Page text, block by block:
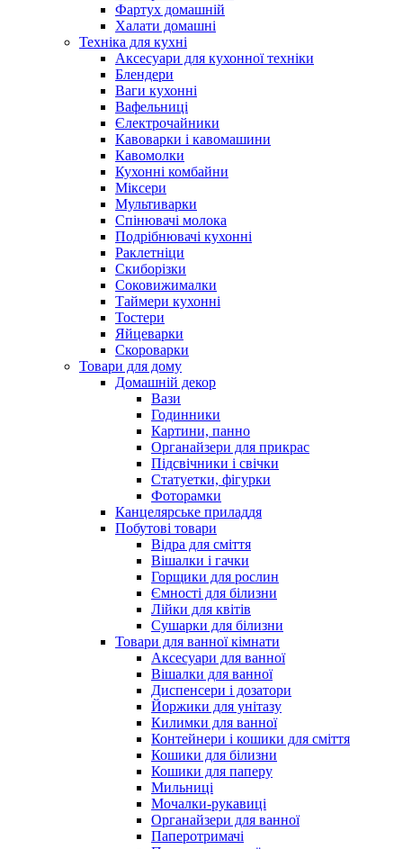
Фартух домашній
Халати домашні
Техніка для кухні
Аксесуари для кухонної техніки
Блендери
Ваги кухонні
Вафельниці
Єлектрочайники
Кавоварки і кавомашини
Кавомолки
Кухонні комбайни
Міксери
Мультиварки
Спінювачі молока
Подрібнювачі кухонні
Раклетніци
Скиборізки
Соковижималки
Таймери кухонні
Тостери
Яйцеварки
Скороварки
Товари для дому
Домашній декор
Вази
Годинники
Картини, панно
Органайзери для прикрас
Підсвічники і свічки
Статуетки, фігурки
Фоторамки
Канцелярське приладдя
Побутові товари
Відра для сміття
Вішалки і гачки
Горщики для рослин
Ємності для білизни
Лійки для квітів
Сушарки для білизни
Товари для ванної кімнати
Аксесуари для ванної
Вішалки для ванної
Диспенсери і дозатори
Йоржики для унітазу
Килимки для ванної
Контейнери і кошики для сміття
Кошики для білизни
Кошики для паперу
Мильниці
Мочалки-рукавиці
Органайзери для ванної
Паперотримачі